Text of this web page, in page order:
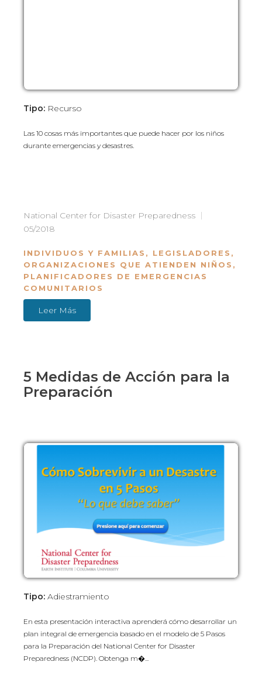
Tipo: Recurso
Las 10 cosas más importantes que puede hacer por los niños
durante emergencias y desastres.
National Center for Disaster Preparedness
05/2018
INDIVIDUOS Y FAMILIAS , LEGISLADORES ,
ORGANIZACIONES QUE ATIENDEN NIÑOS ,
PLANIFICADORES DE EMERGENCIAS
COMUNITARIOS
Leer Más
5 Medidas de Acción para la
Preparación
Tipo: Adiestramiento
En esta presentación interactiva aprenderá cómo desarrollar un
plan integral de emergencia basado en el modelo de 5 Pasos
para la Preparación del National Center for Disaster
Preparedness (NCDP). Obtenga m�...